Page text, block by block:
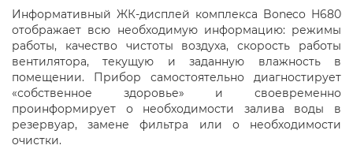
Информативный ЖК-дисплей комплекса Boneco H680
отображает всю необходимую информацию: режимы
работы, качество чистоты воздуха, скорость работы
вентилятора, текущую и заданную влажность в
помещении. Прибор самостоятельно диагностирует
«собственное здоровье» и своевременно
проинформирует о необходимости залива воды в
резервуар, замене фильтра или о необходимости
очистки.